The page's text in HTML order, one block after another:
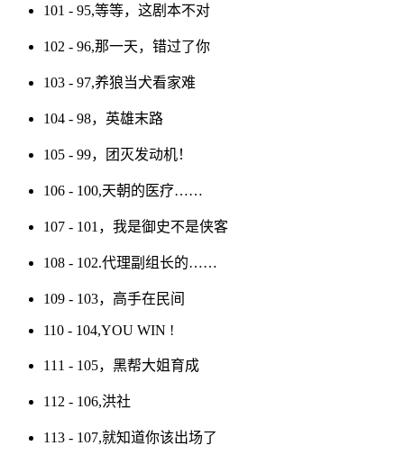
101 - 95,等等，这剧本不对
102 - 96,那一天，错过了你
103 - 97,养狼当犬看家难
104 - 98，英雄末路
105 - 99，团灭发动机！
106 - 100,天朝的医疗……
107 - 101，我是御史不是侠客
108 - 102.代理副组长的……
109 - 103，高手在民间
110 - 104,YOU WIN !
111 - 105，黑帮大姐育成
112 - 106,洪社
113 - 107,就知道你该出场了